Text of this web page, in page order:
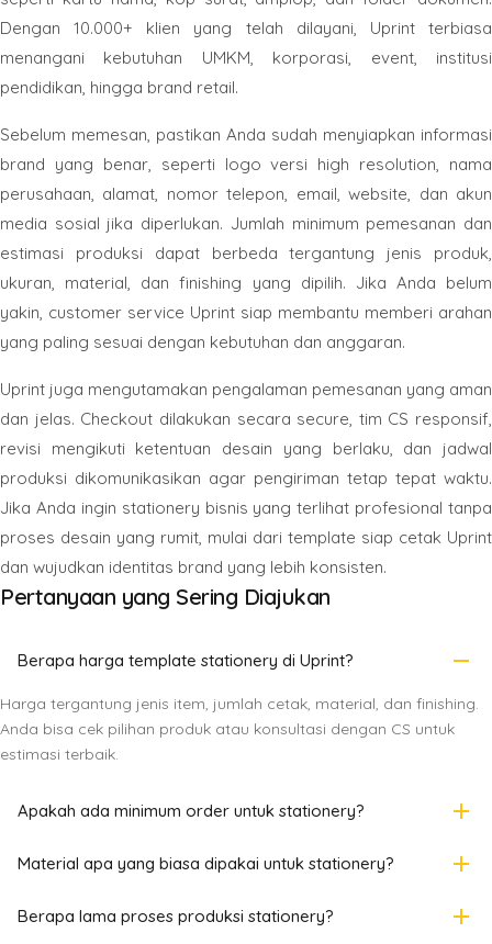
Dengan 10.000+ klien yang telah dilayani, Uprint terbiasa
menangani kebutuhan UMKM, korporasi, event, institusi
pendidikan, hingga brand retail.
Sebelum memesan, pastikan Anda sudah menyiapkan informasi
brand yang benar, seperti logo versi high resolution, nama
perusahaan, alamat, nomor telepon, email, website, dan akun
media sosial jika diperlukan. Jumlah minimum pemesanan dan
estimasi produksi dapat berbeda tergantung jenis produk,
ukuran, material, dan finishing yang dipilih. Jika Anda belum
yakin, customer service Uprint siap membantu memberi arahan
yang paling sesuai dengan kebutuhan dan anggaran.
Uprint juga mengutamakan pengalaman pemesanan yang aman
dan jelas. Checkout dilakukan secara secure, tim CS responsif,
revisi mengikuti ketentuan desain yang berlaku, dan jadwal
produksi dikomunikasikan agar pengiriman tetap tepat waktu.
Jika Anda ingin stationery bisnis yang terlihat profesional tanpa
proses desain yang rumit, mulai dari template siap cetak Uprint
dan wujudkan identitas brand yang lebih konsisten.
Pertanyaan yang Sering Diajukan
Berapa harga template stationery di Uprint? remove
Harga tergantung jenis item, jumlah cetak, material, dan finishing.
Anda bisa cek pilihan produk atau konsultasi dengan CS untuk
estimasi terbaik.
Apakah ada minimum order untuk stationery? add
Material apa yang biasa dipakai untuk stationery? add
Berapa lama proses produksi stationery? add